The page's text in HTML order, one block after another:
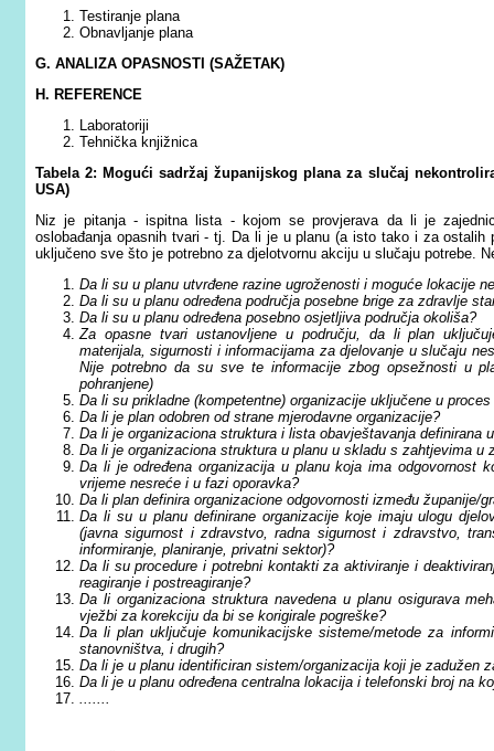
Testiranje plana
Obnavljanje plana
G. ANALIZA OPASNOSTI (SAŽETAK)
H. REFERENCE
Laboratoriji
Tehnička knjižnica
Tabela 2: Mogući sadržaj županijskog plana za slučaj
USA)
Niz je pitanja - ispitna lista - kojom se provjerava da li je
oslobađanja opasnih tvari - tj. Da li je u planu (a isto tako i za ostalih
uključeno sve što je potrebno za djelotvornu akciju u slučaju potrebe.
Da li su u planu utvrđene razine ugroženosti i moguće lokacije
Da li su u planu određena područja posebne brige za zdravlje
Da li su u planu određena posebno osjetljiva područja okoliša?
Za opasne tvari ustanovljene u području, da li plan
materijala, sigurnosti i informacijama za djelovanje u slučaju
Nije potrebno da su sve te informacije zbog opsežnosti u
pohranjene)
Da li su prikladne (kompetentne) organizacije uključene u
Da li je plan odobren od strane mjerodavne organizacije?
Da li je organizaciona struktura i lista obavještavanja defi­nirana
Da li je organizaciona struktura u planu u skladu s zahtjevima u
Da li je određena organizacija u planu koja ima odgovornost
vrijeme nesreće i u fazi oporavka?
Da li plan definira organizacione odgovornosti između županije/
Da li su u planu definirane organizacije koje imaju ulogu
(javna sigurnost i zdravstvo, radna sigurnost i zdravstvo,
informiranje, planiranje, privatni sektor)?
Da li su procedure i potrebni kontakti za aktiviranje i
reagiranje i postreagiranje?
Da li organizaciona struktura navedena u planu osigurava
vježbi za korekciju da bi se korigirale pogreške?
Da li plan uključuje komunikacijske sisteme/metode za
stanovništva, i drugih?
Da li je u planu identificiran sistem/organizacija koji je zadužen
Da li je u planu određena centralna lokacija i telefonski broj na
.......